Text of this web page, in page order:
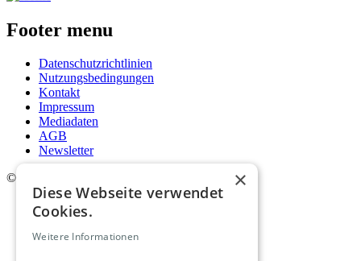
Footer menu
Datenschutzrichtlinien
Nutzungsbedingungen
Kontakt
Impressum
Mediadaten
AGB
Newsletter
©
×
Diese Webseite verwendet
Cookies.
Weitere Informationen